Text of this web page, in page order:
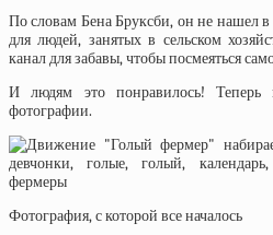
По словам Бена Бруксби, он не нашел
для людей, занятых в сельском
канал для забавы, чтобы посмеяться
И людям это понравилось!
фотографии.
Фотография, с которой все началось